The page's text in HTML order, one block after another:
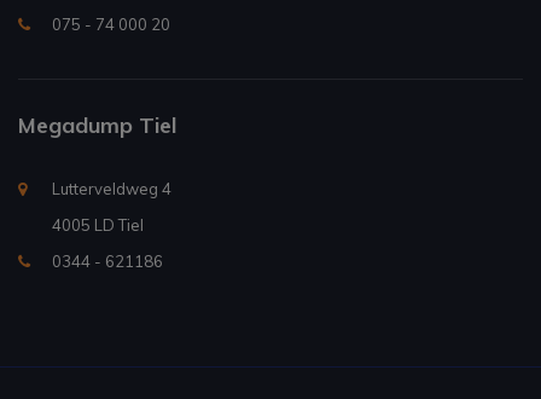
075 - 74 000 20
Megadump Tiel
Lutterveldweg 4
4005 LD Tiel
0344 - 621186